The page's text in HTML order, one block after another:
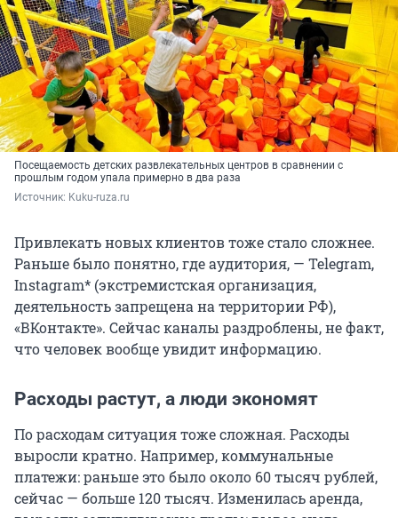
Посещаемость детских развлекательных центров в сравнении с
прошлым годом упала примерно в два раза
Источник: Kuku-ruza.ru
Привлекать новых клиентов тоже стало сложнее.
Раньше было понятно, где аудитория, — Telegram,
Instagram* (экстремистская организация,
деятельность запрещена на территории РФ),
«ВКонтакте». Сейчас каналы раздроблены, не факт,
что человек вообще увидит информацию.
Расходы растут, а люди экономят
По расходам ситуация тоже сложная. Расходы
выросли кратно. Например, коммунальные
платежи: раньше это было около 60 тысяч рублей,
сейчас — больше 120 тысяч. Изменилась аренда,